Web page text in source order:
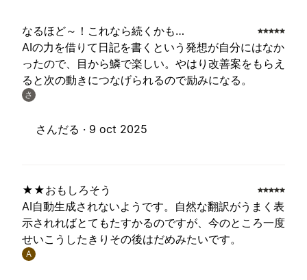
なるほど～！これなら続くかも…
AIの力を借りて日記を書くという発想が自分にはなか
ったので、目から鱗で楽しい。やはり改善案をもらえ
ると次の動きにつなげられるので励みになる。
さ
さんだる · 9 oct 2025
★★おもしろそう
AI自動生成されないようです。自然な翻訳がうまく表
示されればとてもたすかるのですが、今のところ一度
せいこうしたきりその後はだめみたいです。
A